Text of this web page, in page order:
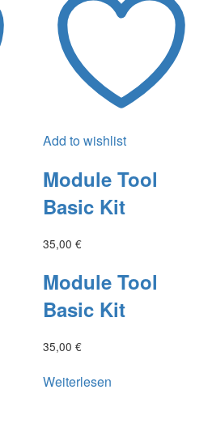
Add to wishlist
Module Tool
Basic Kit
35,00 €
Module Tool
Basic Kit
35,00 €
Weiterlesen